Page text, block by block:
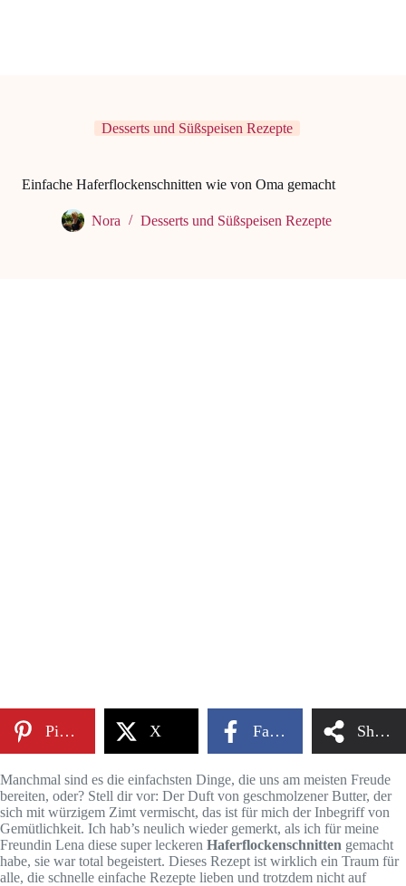
Desserts und Süßspeisen Rezepte
Einfache Haferflockenschnitten wie von Oma gemacht
Nora Desserts und Süßspeisen Rezepte
Pinterest X Facebook Share
Manchmal sind es die einfachsten Dinge, die uns am meisten Freude
bereiten, oder? Stell dir vor: Der Duft von geschmolzener Butter, der
sich mit würzigem Zimt vermischt, das ist für mich der Inbegriff von
Gemütlichkeit. Ich hab’s neulich wieder gemerkt, als ich für meine
Freundin Lena diese super leckeren Haferflockenschnitten gemacht
habe, sie war total begeistert. Dieses Rezept ist wirklich ein Traum für
alle, die schnelle einfache Rezepte lieben und trotzdem nicht auf